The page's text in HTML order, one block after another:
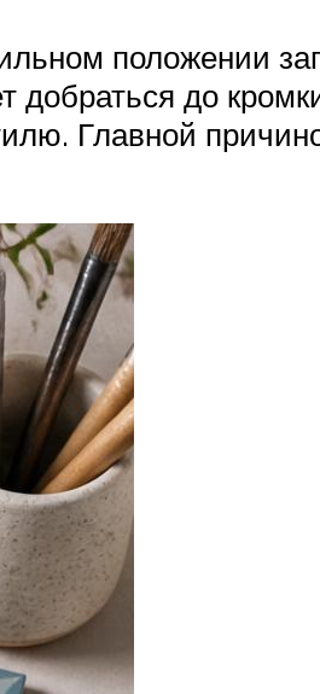
положении
добраться до
Главной